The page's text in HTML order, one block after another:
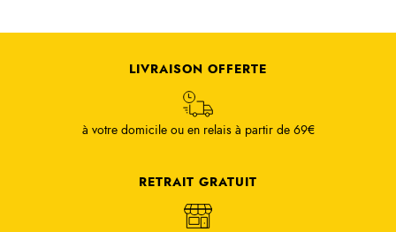
LIVRAISON OFFERTE
à votre domicile ou en relais à partir de 69€
RETRAIT GRATUIT